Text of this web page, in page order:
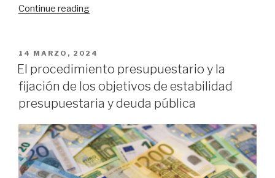
Continue reading
servicios
de
intermediación
en
la
contratación
de
profesionales
del
POSTED
ON
14 MARZO, 2024
El procedimiento presupuestario y la
fijación de los objetivos de estabilidad
presupuestaria y deuda pública